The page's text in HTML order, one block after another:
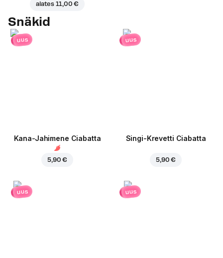
alates 11,00 €
Snäkid
uus
Kana-Jahimene Ciabatta
5,90 €
uus
Singi-Krevetti Ciabatta
5,90 €
uus uus